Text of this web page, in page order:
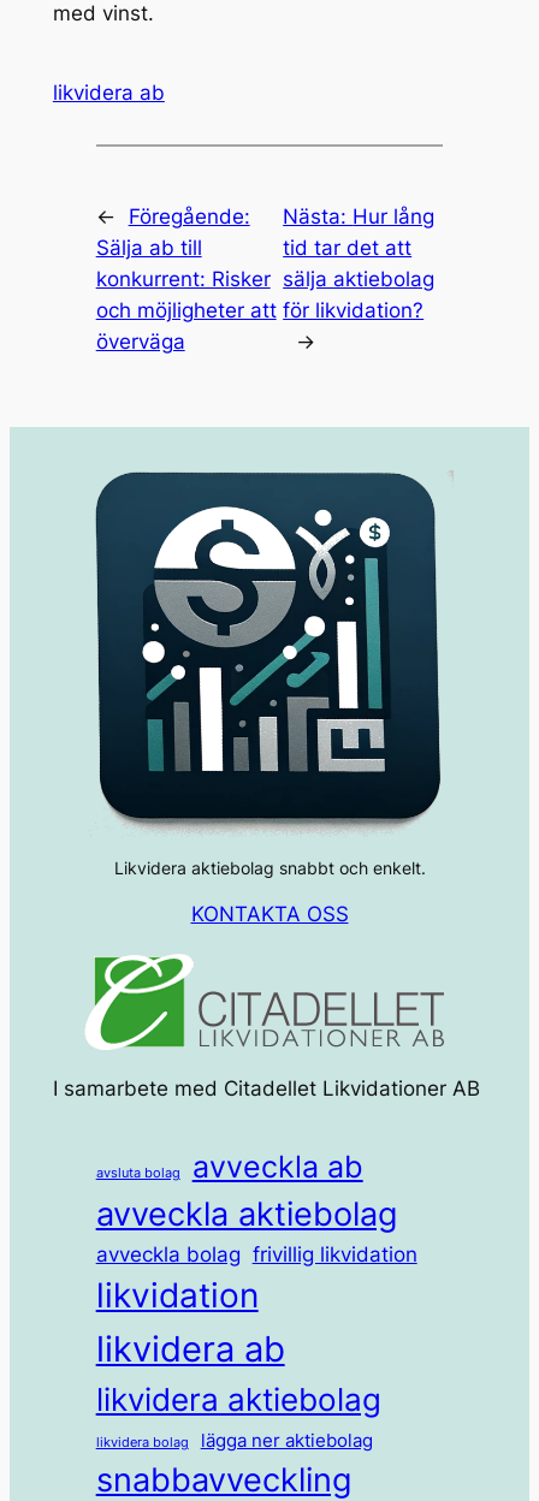
med vinst.
likvidera ab
←
Föregående:
Sälja ab till
konkurrent: Risker
och möjligheter att
överväga
Nästa: Hur lång
tid tar det att
sälja aktiebolag
för likvidation?
→
Likvidera aktiebolag snabbt och enkelt.
KONTAKTA OSS
I samarbete med Citadellet Likvidationer AB
avsluta bolag avveckla ab
avveckla aktiebolag
avveckla bolag frivillig likvidation
likvidation
likvidera ab
likvidera aktiebolag
likvidera bolag lägga ner aktiebolag
snabbavveckling